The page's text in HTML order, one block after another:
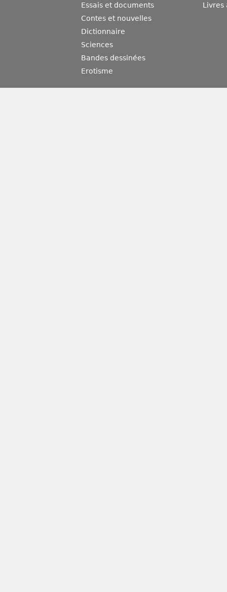
Essais et documents
Contes et nouvelles
Dictionnaire
Sciences
Bandes dessinées
Erotisme
Livres